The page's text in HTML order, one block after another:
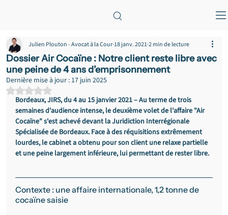
Dossier Air Cocaïne : Notre client reste libre avec
une peine de 4 ans d’emprisonnement
Julien Plouton - Avocat à la Cour 18 janv. 20212 min de lecture
Dernière mise à jour : 17 juin 2025
Noté NaN étoiles sur 5.
Bordeaux, JIRS, du 4 au 15 janvier 2021 – Au terme de trois
semaines d'audience intense, le deuxième volet de l'affaire "Air
Cocaïne" s'est achevé devant la Juridiction Interrégionale
Spécialisée de Bordeaux. Face à des réquisitions extrêmement
lourdes, le cabinet a obtenu pour son client une relaxe partielle
et une peine largement inférieure, lui permettant de rester libre.
Contexte : une affaire internationale, 1,2 tonne de
cocaïne saisie